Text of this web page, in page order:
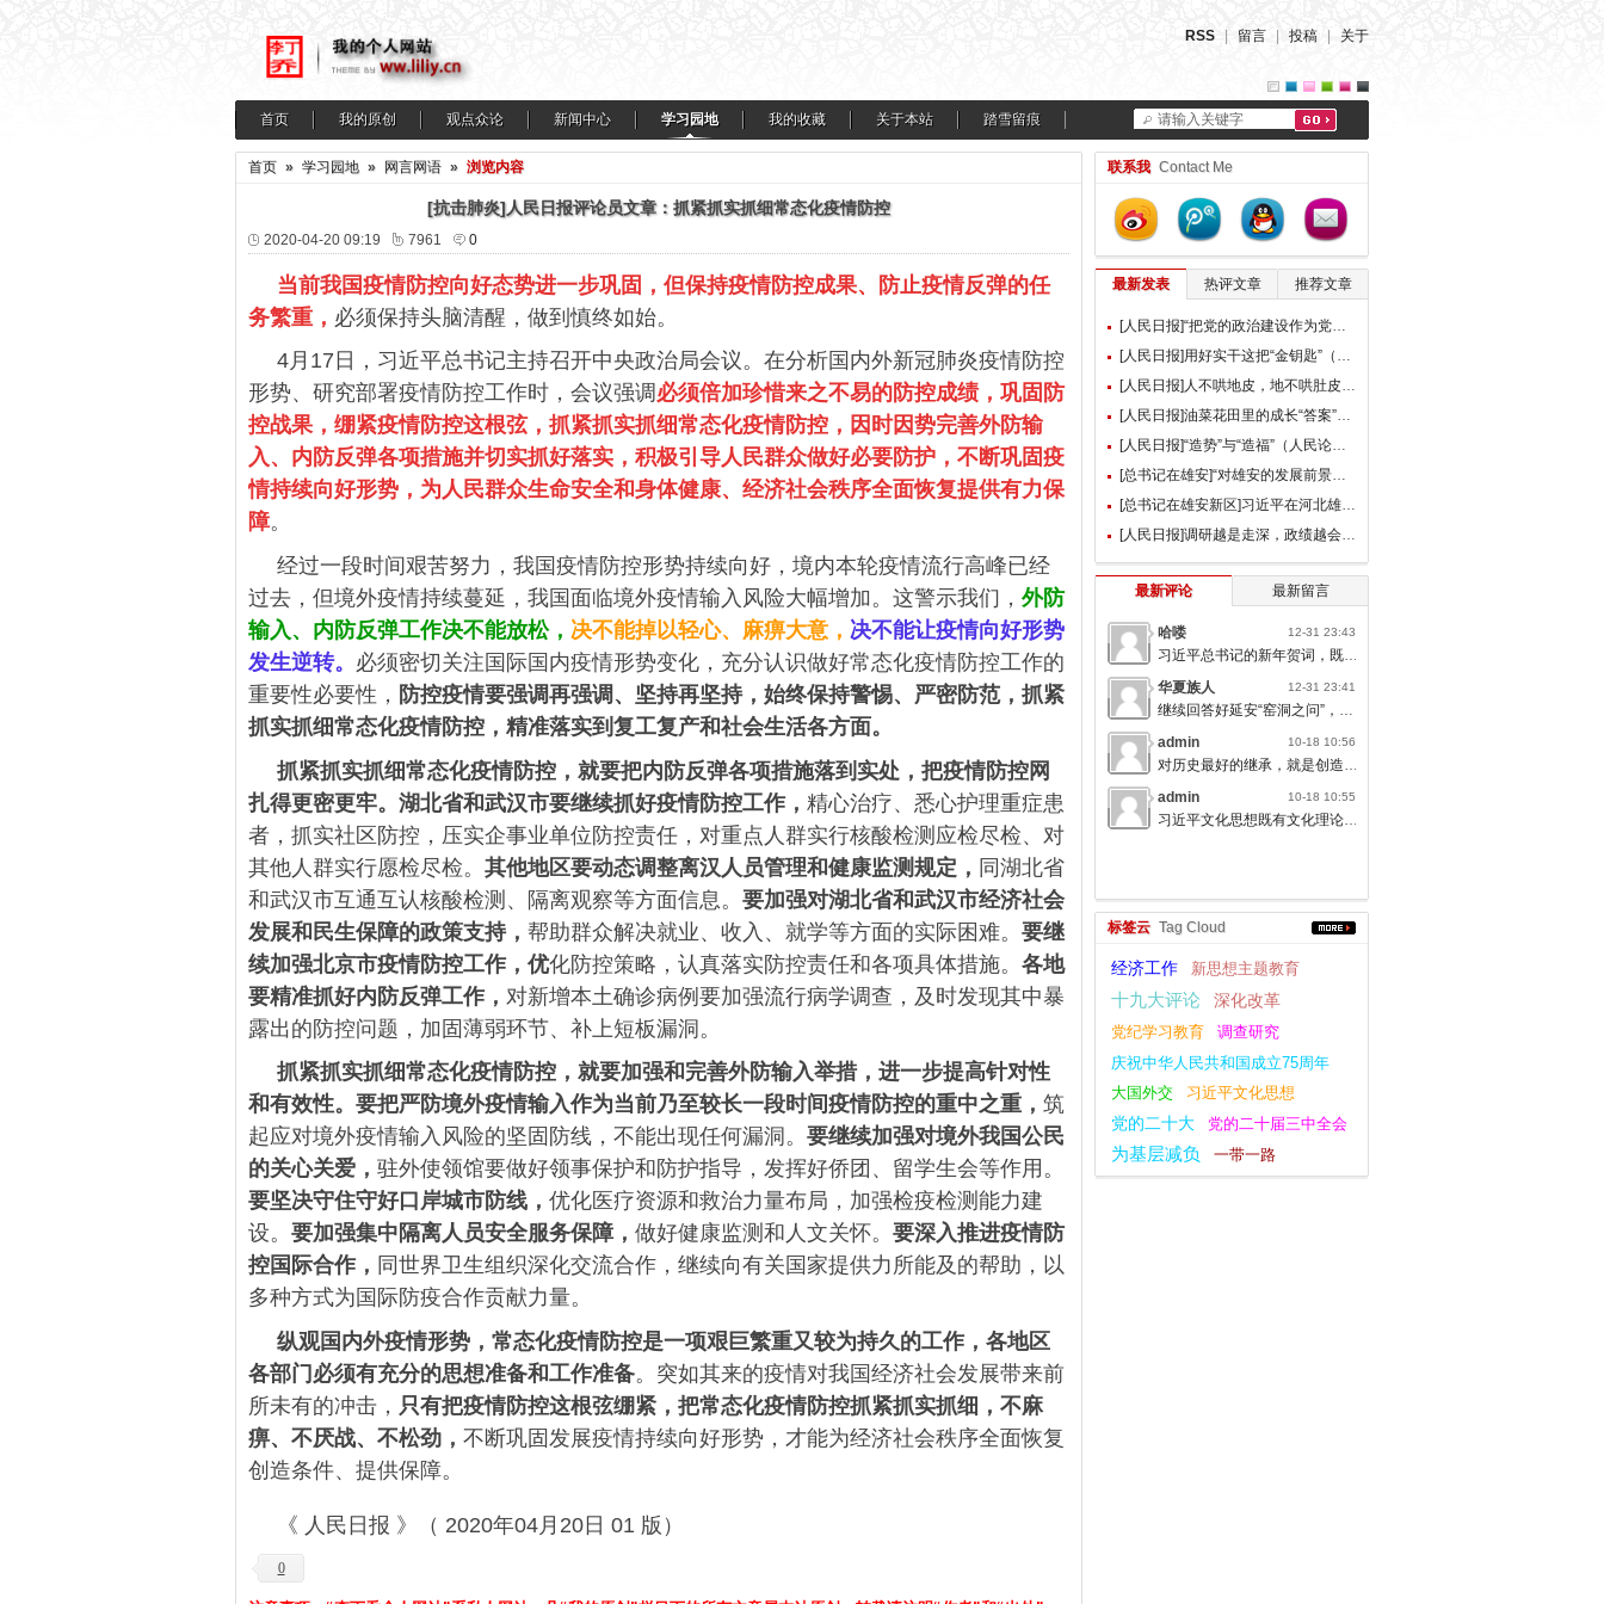
RSS 留言 投稿 关于
请输入关键字
首页 我的原创 观点众论 新闻中心 学习园地 我的收藏 关于本站 踏雪留痕
首页 » 学习园地 » 网言网语 » 浏览内容
[抗击肺炎]人民日报评论员文章：抓紧抓实抓细常态化疫情防控
2020-04-20 09:19 7961 0
当前我国疫情防控向好态势进一步巩固，但保持疫情防控成果、防止疫情反弹的任
务繁重， 必须保持头脑清醒，做到慎终如始。
4月17日，习近平总书记主持召开中央政治局会议。在分析国内外新冠肺炎疫情防控
形势、研究部署疫情防控工作时，会议强调 必须倍加珍惜来之不易的防控成绩，巩固防
控战果，绷紧疫情防控这根弦，抓紧抓实抓细常态化疫情防控，因时因势完善外防输
入、内防反弹各项措施并切实抓好落实，积极引导人民群众做好必要防护，不断巩固疫
情持续向好形势，为人民群众生命安全和身体健康、经济社会秩序全面恢复提供有力保
障。
经过一段时间艰苦努力，我国疫情防控形势持续向好，境内本轮疫情流行高峰已经
过去，但境外疫情持续蔓延，我国面临境外疫情输入风险大幅增加。这警示我们， 外防
输入、内防反弹工作决不能放松， 决不能掉以轻心、麻痹大意， 决不能让疫情向好形势
发生逆转。 必须密切关注国际国内疫情形势变化，充分认识做好常态化疫情防控工作的
重要性必要性， 防控疫情要强调再强调、坚持再坚持， 始终保持警惕、严密防范，抓紧
抓实抓细常态化疫情防控，精准落实到复工复产和社会生活各方面。
抓紧抓实抓细常态化疫情防控，就要把内防反弹各项措施落到实处，把疫情防控网
扎得更密更牢。 湖北省和武汉市要继续抓好疫情防控工作， 精心治疗、悉心护理重症患
者，抓实社区防控，压实企事业单位防控责任，对重点人群实行核酸检测应检尽检、对
其他人群实行愿检尽检。 其他地区要动态调整离汉人员管理和健康监测规定， 同湖北省
和武汉市互通互认核酸检测、隔离观察等方面信息。 要加强对湖北省和武汉市经济社会
发展和民生保障的政策支持， 帮助群众解决就业、收入、就学等方面的实际困难。 要继
续加强北京市疫情防控工作，优化防控策略，认真落实防控责任和各项具体措施。 各地
要精准抓好内防反弹工作， 对新增本土确诊病例要加强流行病学调查，及时发现其中暴
露出的防控问题，加固薄弱环节、补上短板漏洞。
抓紧抓实抓细常态化疫情防控，就要加强和完善外防输入举措，进一步提高针对性
和有效性。 要把严防境外疫情输入作为当前乃至较长一段时间疫情防控的重中之重， 筑
起应对境外疫情输入风险的坚固防线，不能出现任何漏洞。 要继续加强对境外我国公民
的关心关爱， 驻外使领馆要做好领事保护和防护指导，发挥好侨团、留学生会等作用。
要坚决守住守好口岸城市防线， 优化医疗资源和救治力量布局，加强检疫检测能力建
设。 要加强集中隔离人员安全服务保障， 做好健康监测和人文关怀。 要深入推进疫情防
控国际合作， 同世界卫生组织深化交流合作，继续向有关国家提供力所能及的帮助，以
多种方式为国际防疫合作贡献力量。
纵观国内外疫情形势，常态化疫情防控是一项艰巨繁重又较为持久的工作，各地区
各部门必须有充分的思想准备和工作准备。突如其来的疫情对我国经济社会发展带来前
所未有的冲击， 只有把疫情防控这根弦绷紧，把常态化疫情防控抓紧抓实抓细，不麻
痹、不厌战、不松劲， 不断巩固发展疫情持续向好形势，才能为经济社会秩序全面恢复
创造条件、提供保障。
《 人民日报 》（ 2020年04月20日 01 版）
0
联系我 Contact Me
最新发表 热评文章 推荐文章
最新评论 最新留言
哈喽 12-31 23:43
习近平总书记的新年贺词，既充满温度，又饱含深情，太催人奋进了。
华夏族人
12-31 23:41
继续回答好延安“窑洞之问”，书写无愧于人民的时代答卷。
admin
10-18 10:56
对历史最好的继承，就是创造新的历史；对人类文明最大的礼敬，就是创造人类文明新形态。
admin
10-18 10:55
习近平文化思想既有文化理论观点上的创新和突破，又有文化工作布局上的部署要求，标志着我们党对中国特色社会主义文化建设规律的认识达到了新高度，表明我们党的历史自信、文化自信达到了新高度。
标签云 Tag Cloud
经济工作 新思想主题教育
十九大评论
深化改革
党纪学习教育
调查研究
庆祝中华人民共和国成立75周年
大国外交
习近平文化思想
党的二十大 党的二十届三中全会
为基层减负
一带一路